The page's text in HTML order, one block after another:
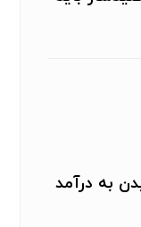
به درآمد